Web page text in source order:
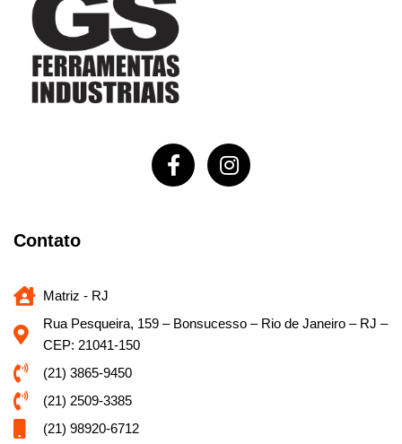
Contato
Matriz - RJ
Rua Pesqueira, 159 – Bonsucesso – Rio de Janeiro – RJ –
CEP: 21041-150
(21) 3865-9450
(21) 2509-3385
(21) 98920-6712